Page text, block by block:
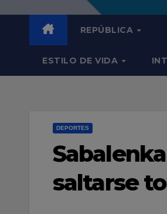
REPÚBLICA
ESTILO DE VIDA
DEPORTES
saltarse